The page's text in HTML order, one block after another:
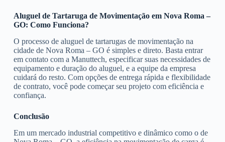
Aluguel de Tartaruga de Movimentação em Nova Roma –
GO: Como Funciona?
O processo de aluguel de tartarugas de movimentação na
cidade de Nova Roma – GO é simples e direto. Basta entrar
em contato com a Manuttech, especificar suas necessidades de
equipamento e duração do aluguel, e a equipe da empresa
cuidará do resto. Com opções de entrega rápida e flexibilidade
de contrato, você pode começar seu projeto com eficiência e
confiança.
Conclusão
Em um mercado industrial competitivo e dinâmico como o de